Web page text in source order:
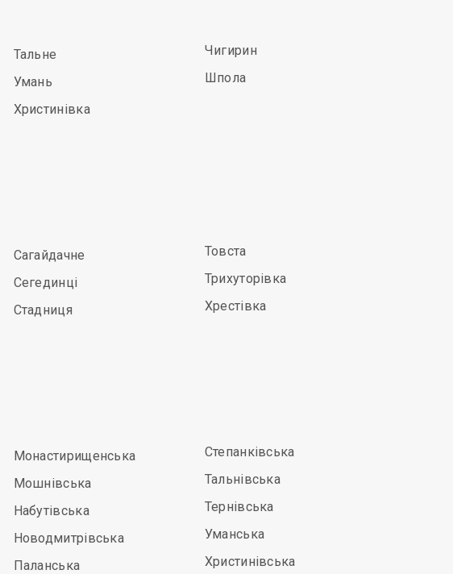
Тальне
Умань
Христинівка
Чигирин
Шпола
Сагайдачне
Сегединці
Стадниця
Товста
Трихуторівка
Хрестівка
Монастирищенська
Мошнівська
Набутівська
Новодмитрівська
Паланська
Степанківська
Тальнівська
Тернівська
Уманська
Христинівська